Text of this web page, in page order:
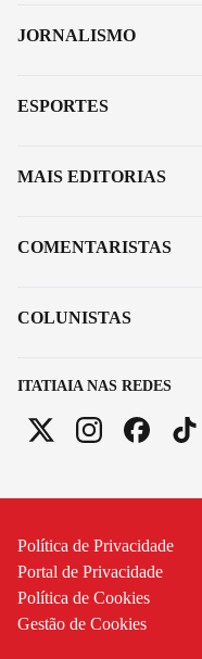
ITATIAIA NAS REDES
JORNALISMO
ESPORTES
MAIS EDITORIAS
COMENTARISTAS
COLUNISTAS
Política de Privacidade
Portal de Privacidade
Política de Cookies
Gestão de Cookies